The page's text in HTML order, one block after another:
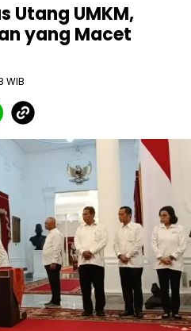
Utang UMKM,
yang Macet
WIB